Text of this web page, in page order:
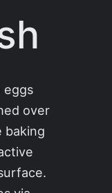
eggs
over
baking